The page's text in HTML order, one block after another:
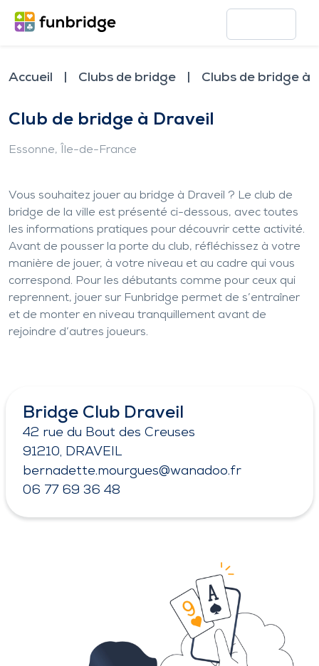
Accueil Clubs de bridge Clubs de bridge à
Club de bridge à Draveil
Essonne, Île-de-France
Vous souhaitez jouer au bridge à Draveil ? Le club de
bridge de la ville est présenté ci-dessous, avec toutes
les informations pratiques pour découvrir cette activité.
Avant de pousser la porte du club, réfléchissez à votre
manière de jouer, à votre niveau et au cadre qui vous
correspond. Pour les débutants comme pour ceux qui
reprennent, jouer sur Funbridge permet de s’entraîner
et de monter en niveau tranquillement avant de
rejoindre d’autres joueurs.
Bridge Club Draveil
42 rue du Bout des Creuses
91210, DRAVEIL
bernadette.mourgues@wanadoo.fr
06 77 69 36 48